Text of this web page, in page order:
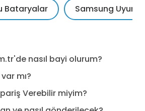
Bataryalar Samsung
nasıl bayi olurum?
mı?
Verebilir miyim?